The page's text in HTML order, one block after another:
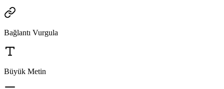
Bağlantı Vurgula
Büyük Metin